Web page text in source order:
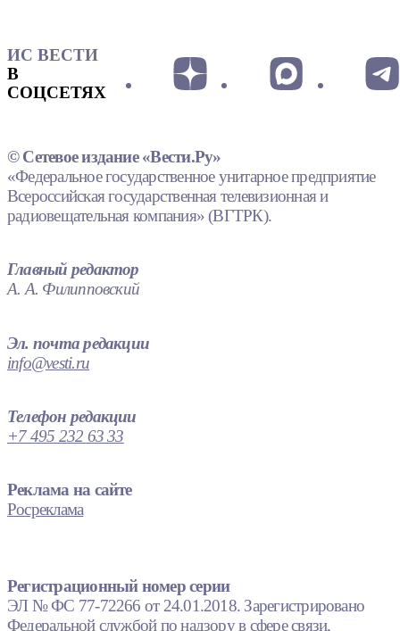
ИС ВЕСТИ
В
СОЦСЕТЯХ
© Сетевое издание «Вести.Ру»
«Федеральное государственное унитарное предприятие
Всероссийская государственная телевизионная и
радиовещательная компания» (ВГТРК).
Главный редактор
А. А. Филипповский
Эл. почта редакции
info@vesti.ru
Телефон редакции
+7 495 232 63 33
Реклама на сайте
Росреклама
Регистрационный номер серии
ЭЛ № ФС 77-72266 от 24.01.2018. Зарегистрировано
Федеральной службой по надзору в сфере связи,